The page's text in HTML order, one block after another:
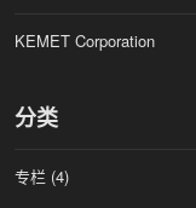
KEMET Corporation
分类
专栏 (4)